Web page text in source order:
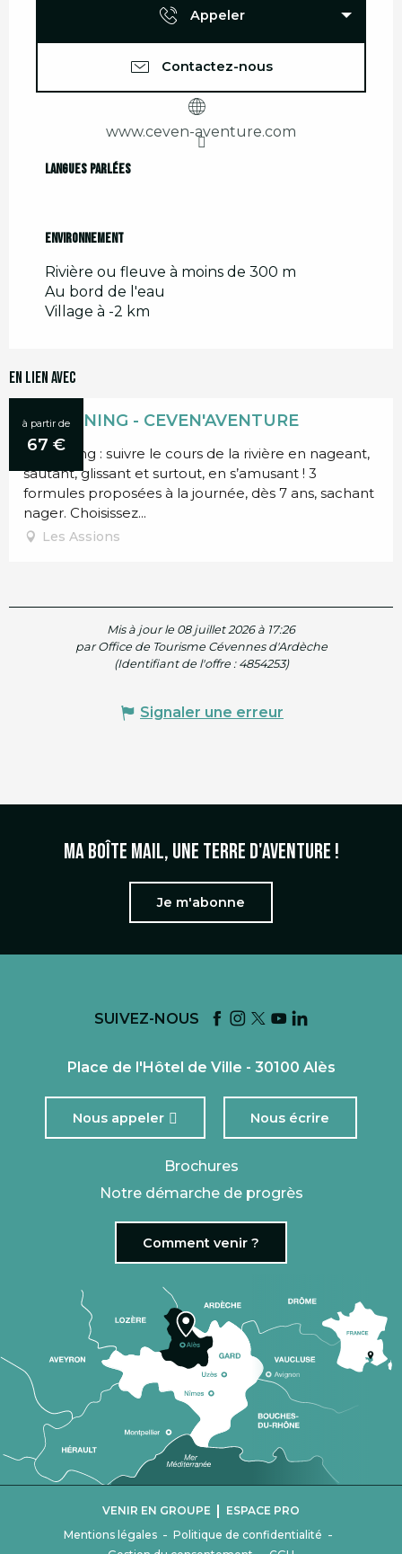
Appeler
Contactez-nous
www.ceven-aventure.com
Langues parlées
Langues parlées
Environnement
Environnement
Rivière ou fleuve à moins de 300 m
Au bord de l'eau
Village à -2 km
En lien avec
à partir de
67 €
CANYONING - CEVEN'AVENTURE
Canyoning : suivre le cours de la rivière en nageant,
sautant, glissant et surtout, en s’amusant ! 3
formules proposées à la journée, dès 7 ans, sachant
nager. Choisissez...
Les Assions
Mis à jour le 08 juillet 2026 à 17:26
par Office de Tourisme Cévennes d'Ardèche
(Identifiant de l'offre : 4854253)
Signaler une erreur
Ma boîte mail, une terre d'aventure !
Je m'abonne
SUIVEZ-NOUS
Place de l'Hôtel de Ville - 30100 Alès
Nous appeler Nous écrire
Brochures
Notre démarche de progrès
Comment venir ?
Mentions légales - Politique de confidentialité -
VENIR EN GROUPE ESPACE PRO